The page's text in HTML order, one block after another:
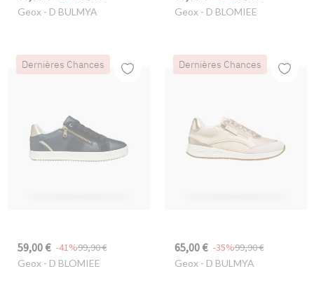
Geox- D BULMYA Geox- D BLOMIEE
Dernières Chances
59,00 € 99,90 €
-41%
Geox- D BLOMIEE
Dernières Chances
65,00 € 99,90 €
-35%
Geox- D BULMYA